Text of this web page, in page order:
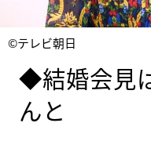
©テレビ朝日
◆結婚会見
んと